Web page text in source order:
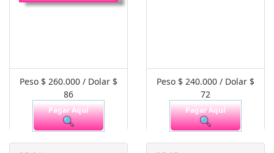
Peso $ 260.000 / Dolar $
86
Pagar Aquí
Peso $ 240.000 / Dolar $
72
Pagar Aquí